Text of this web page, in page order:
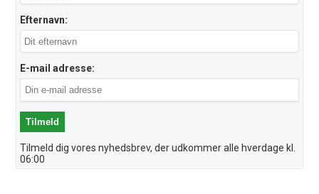
Efternavn:
E-mail adresse:
Tilmeld dig vores nyhedsbrev, der udkommer alle hverdage kl.
06:00